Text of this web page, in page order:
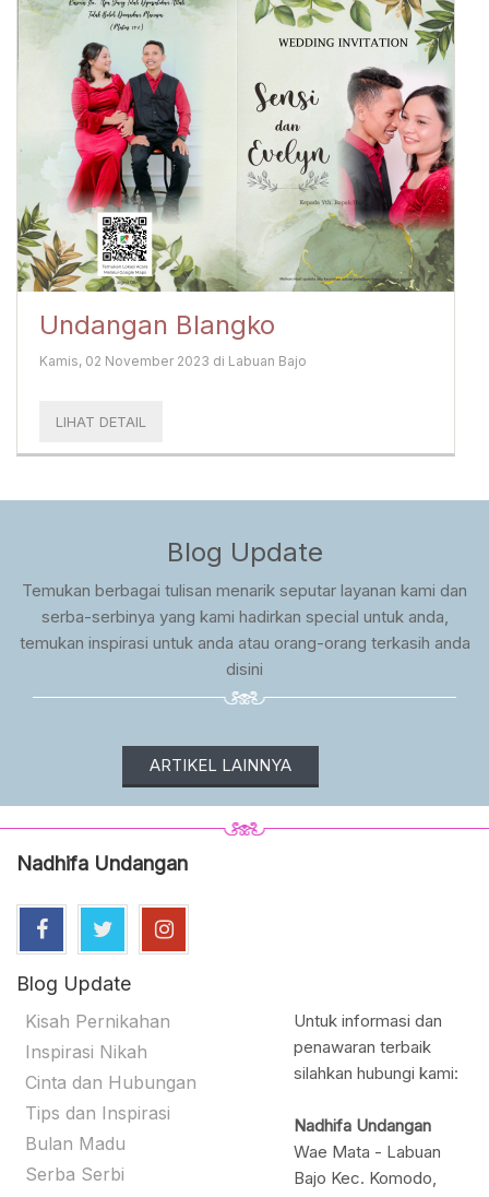
Undangan Blangko
Kamis, 02 November 2023 di Labuan Bajo
LIHAT DETAIL
Blog Update
Temukan berbagai tulisan menarik seputar layanan kami dan
serba-serbinya yang kami hadirkan special untuk anda,
temukan inspirasi untuk anda atau orang-orang terkasih anda
disini
ARTIKEL LAINNYA
Nadhifa Undangan
Blog Update
Kisah Pernikahan
Inspirasi Nikah
Cinta dan Hubungan
Tips dan Inspirasi
Bulan Madu
Serba Serbi
Untuk informasi dan
penawaran terbaik
silahkan hubungi kami:
Nadhifa Undangan
Wae Mata - Labuan
Bajo Kec. Komodo,